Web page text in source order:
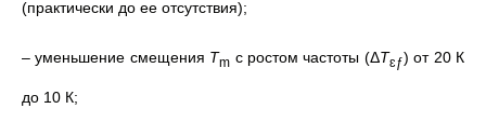
(практически до ее отсутствия);
– уменьшение смещения Tm с ростом частоты (ΔTɛƒ) от 20 К
до 10 К;